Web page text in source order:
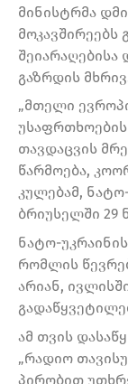
მინისტრმა
მოკავშირეებს
გაზრდის
„მთელი
თავდაცვის
წარმოება,
კულებამ,
ბრიუსელში 29
ნატო-
რომლის
არიან,
ამ თვის
„რადიო
პირობით